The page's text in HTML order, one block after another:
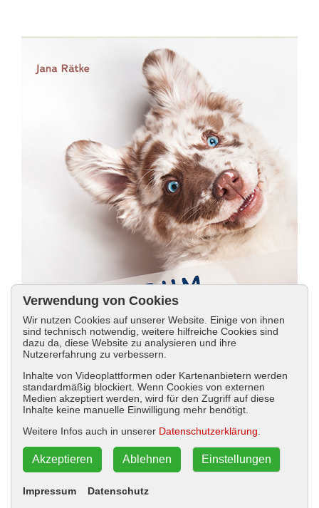
Jana Rätke
Warum macht der das?
Der Welpen-Dolmetscher
Verwendung von Cookies
Wir nutzen Cookies auf unserer Website. Einige von ihnen
sind technisch notwendig, weitere hilfreiche Cookies sind
dazu da, diese Website zu analysieren und ihre
Nutzererfahrung zu verbessern.
Inhalte von Videoplattformen oder Kartenanbietern werden
standardmäßig blockiert. Wenn Cookies von externen
Medien akzeptiert werden, wird für den Zugriff auf diese
Inhalte keine manuelle Einwilligung mehr benötigt.
Weitere Infos auch in unserer Datenschutzerklärung
Impressum Datenschutz
Einstellungen
Ablehnen
Akzeptieren